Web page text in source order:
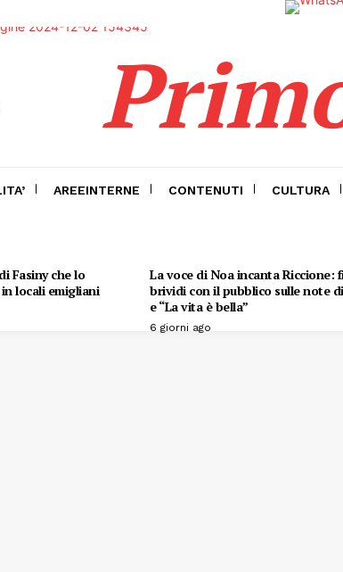
AREEINTERNE CONTENUTI CULTURA
Fasiny che lo
locali emigliani
La voce di Noa incanta Riccione:
brividi con il pubblico sulle note
e “La vita è bella”
6 giorni ago